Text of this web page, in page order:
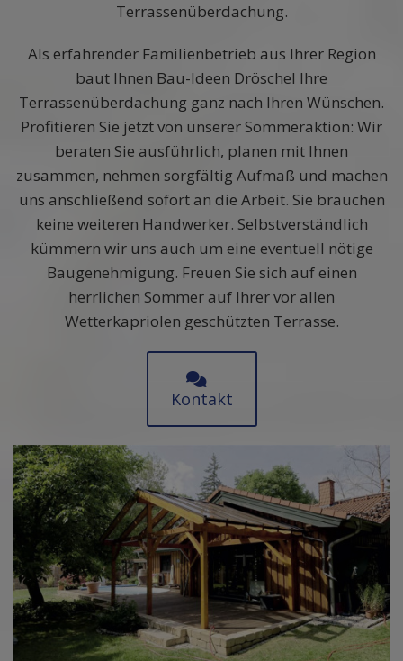
Terrassenüberdachung.
Als erfahrender Familienbetrieb aus Ihrer Region
baut Ihnen Bau-Ideen Dröschel Ihre
Terrassenüberdachung ganz nach Ihren Wünschen.
Profitieren Sie jetzt von unserer Sommeraktion: Wir
beraten Sie ausführlich, planen mit Ihnen
zusammen, nehmen sorgfältig Aufmaß und machen
uns anschließend sofort an die Arbeit. Sie brauchen
keine weiteren Handwerker. Selbstverständlich
kümmern wir uns auch um eine eventuell nötige
Baugenehmigung. Freuen Sie sich auf einen
herrlichen Sommer auf Ihrer vor allen
Wetterkapriolen geschützten Terrasse.
Kontakt